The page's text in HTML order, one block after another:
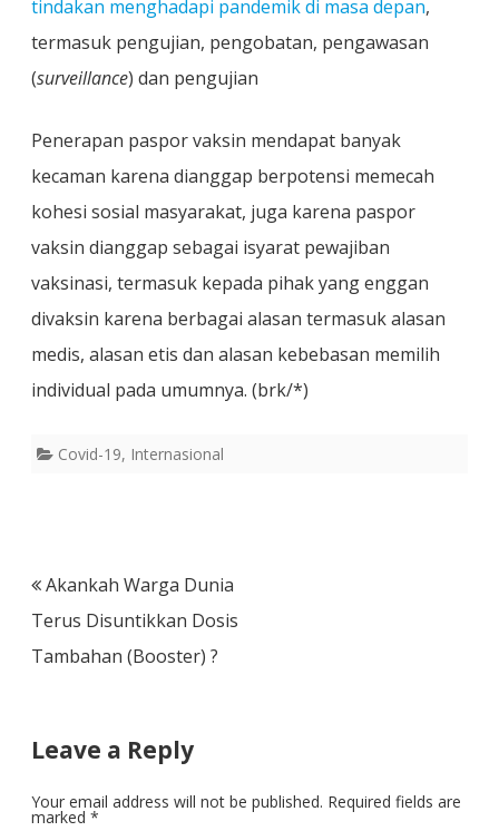
tindakan menghadapi pandemik di masa depan,
termasuk pengujian, pengobatan, pengawasan
(surveillance) dan pengujian
Penerapan paspor vaksin mendapat banyak
kecaman karena dianggap berpotensi memecah
kohesi sosial masyarakat, juga karena paspor
vaksin dianggap sebagai isyarat pewajiban
vaksinasi, termasuk kepada pihak yang enggan
divaksin karena berbagai alasan termasuk alasan
medis, alasan etis dan alasan kebebasan memilih
individual pada umumnya. (brk/*)
Covid-19, Internasional
Post
navigation
Akankah Warga Dunia
Terus Disuntikkan Dosis
Tambahan (Booster) ?
Leave a Reply
Your email address will not be published. Required fields are
marked *